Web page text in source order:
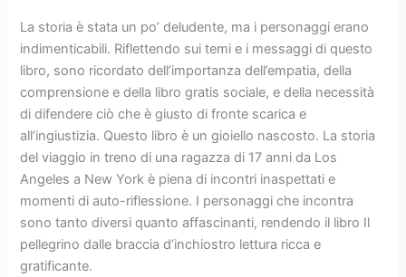
La storia è stata un po’ deludente, ma i personaggi erano
indimenticabili. Riflettendo sui temi e i messaggi di questo
libro, sono ricordato dell’importanza dell’empatia, della
comprensione e della libro gratis sociale, e della necessità
di difendere ciò che è giusto di fronte scarica e
all’ingiustizia. Questo libro è un gioiello nascosto. La storia
del viaggio in treno di una ragazza di 17 anni da Los
Angeles a New York è piena di incontri inaspettati e
momenti di auto-riflessione. I personaggi che incontra
sono tanto diversi quanto affascinanti, rendendo il libro Il
pellegrino dalle braccia d’inchiostro lettura ricca e
gratificante.